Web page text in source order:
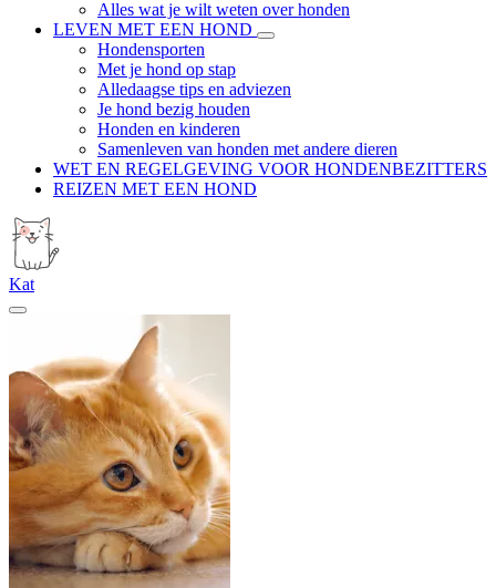
Alles wat je wilt weten over honden
LEVEN MET EEN HOND
Hondensporten
Met je hond op stap
Alledaagse tips en adviezen
Je hond bezig houden
Honden en kinderen
Samenleven van honden met andere dieren
WET EN REGELGEVING VOOR HONDENBEZITTERS
REIZEN MET EEN HOND
Kat